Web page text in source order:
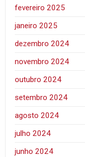
fevereiro 2025
janeiro 2025
dezembro 2024
novembro 2024
outubro 2024
setembro 2024
agosto 2024
julho 2024
junho 2024